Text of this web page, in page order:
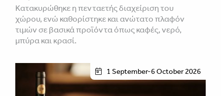
Κατακυρώθηκε η πενταετής διαχείριση του
χώρου, ενώ καθορίστηκε και ανώτατο πλαφόν
τιμών σε βασικά προϊόντα όπως καφές, νερό,
μπύρα και κρασί.
1 September-6 October 2026